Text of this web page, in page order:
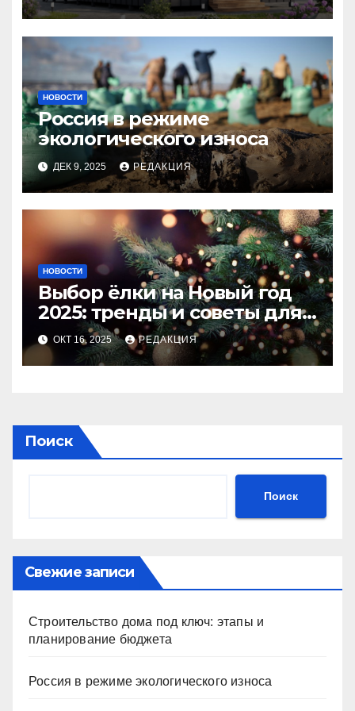
НОВОСТИ
Россия в режиме
экологического износа
ДЕК 9, 2025 РЕДАКЦИЯ
НОВОСТИ
Выбор ёлки на Новый год
2025: тренды и советы для
идеального праздника
ОКТ 16, 2025 РЕДАКЦИЯ
Поиск
Поиск
Свежие записи
Строительство дома под ключ: этапы и
планирование бюджета
Россия в режиме экологического износа